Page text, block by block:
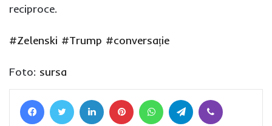
reciproce.
#Zelenski #Trump #conversație
Foto: sursa
FacebookTwitter LinkedIn Pinterest WhatsAppTelegram